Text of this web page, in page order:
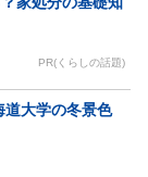
PR(くらしの話題)
大学の冬景色